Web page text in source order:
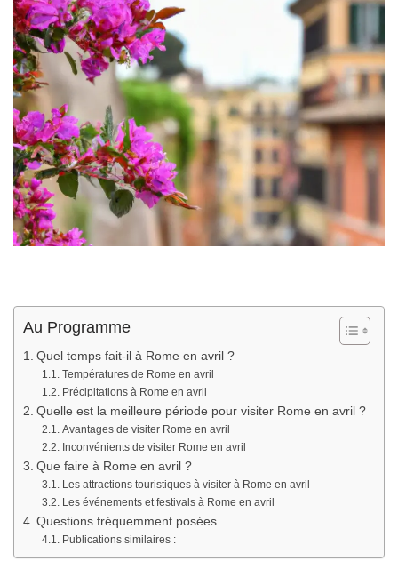
Au Programme
Quel temps fait-il à Rome en avril ?
Températures de Rome en avril
Précipitations à Rome en avril
Quelle est la meilleure période pour visiter Rome en avril ?
Avantages de visiter Rome en avril
Inconvénients de visiter Rome en avril
Que faire à Rome en avril ?
Les attractions touristiques à visiter à Rome en avril
Les événements et festivals à Rome en avril
Questions fréquemment posées
Publications similaires :